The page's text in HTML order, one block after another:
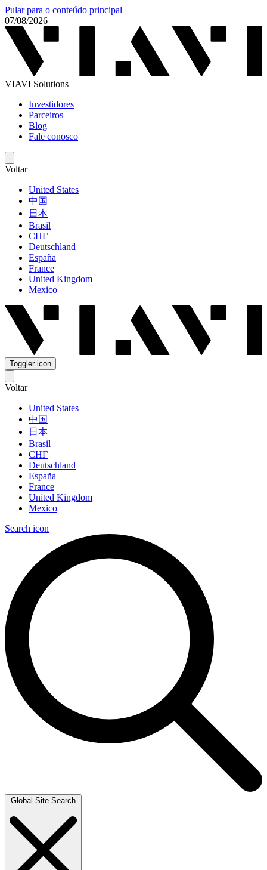
Pular para o conteúdo principal
07/08/2026
VIAVI Solutions
Investidores
Parceiros
Blog
Fale conosco
Voltar
United States
中国
日本
Brasil
СНГ
Deutschland
España
France
United Kingdom
Mexico
Toggler icon
Voltar
United States
中国
日本
Brasil
СНГ
Deutschland
España
France
United Kingdom
Mexico
Search icon
Global Site Search